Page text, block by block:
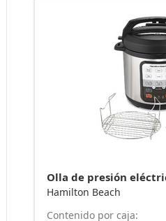
Hamilton Beach
Contenido por caja: